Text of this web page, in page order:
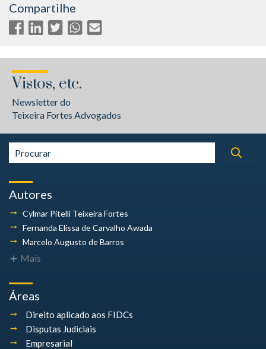
Compartilhe
Vistos, etc.
Newsletter do
Teixeira Fortes Advogados
Autores
Cylmar Pitelli Teixeira Fortes
Fernanda Elissa de Carvalho Awada
Marcelo Augusto de Barros
Mais
Áreas
Direito aplicado aos FIDCs
Disputas Judiciais
Empresarial